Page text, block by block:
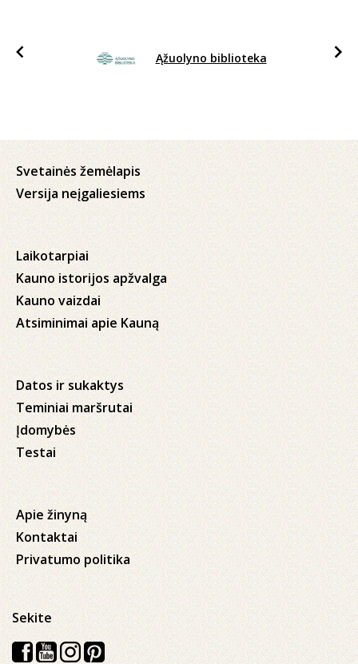
Ąžuolyno biblioteka
Svetainės žemėlapis
Versija neįgaliesiems
Laikotarpiai
Kauno istorijos apžvalga
Kauno vaizdai
Atsiminimai apie Kauną
Datos ir sukaktys
Teminiai maršrutai
Įdomybės
Testai
Apie žinyną
Kontaktai
Privatumo politika
Sekite